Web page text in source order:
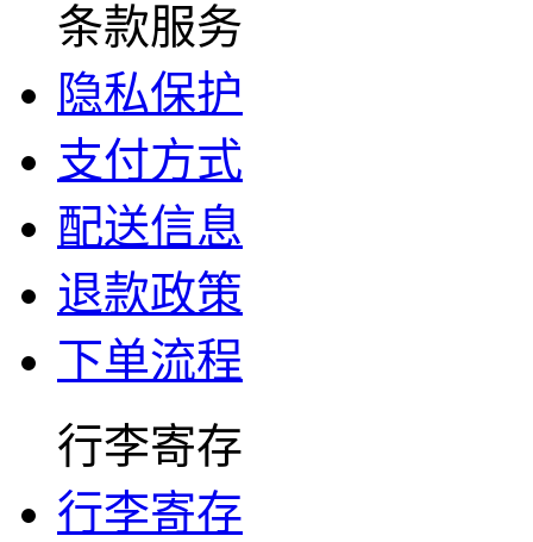
条款服务
隐私保护
支付方式
配送信息
退款政策
下单流程
行李寄存
行李寄存